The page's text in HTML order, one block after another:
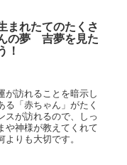
まれたてのたくさ
の夢 吉夢を見た
！
が訪れることを暗示し
「赤ちゃん」がたく
スが訪れるので、しっ
や神様が教えてくれて
りも大切です。